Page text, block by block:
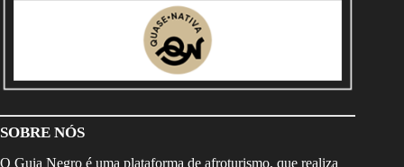
SOBRE NÓS
O Guia Negro é uma plataforma de afroturismo, que realiza